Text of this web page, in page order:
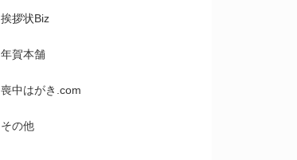
挨拶状Biz
年賀本舗
喪中はがき.com
その他